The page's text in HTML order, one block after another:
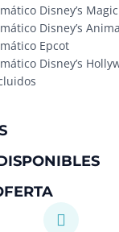
Disney’s
Disney’s
Epcot
Disney’s